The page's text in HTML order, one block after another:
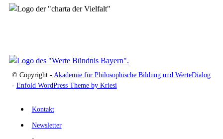
© Copyright - Akademie für Philosophische Bildung und WerteDialog
- Enfold WordPress Theme by Kriesi
Kontakt
Newsletter